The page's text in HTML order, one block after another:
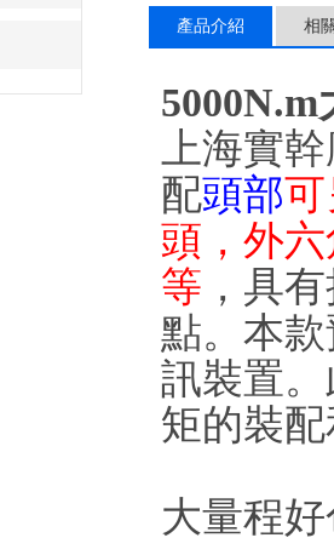
產品介紹 相
上海實
配頭部可
頭，外六
等 
點。
訊裝置
矩的裝配
大量程